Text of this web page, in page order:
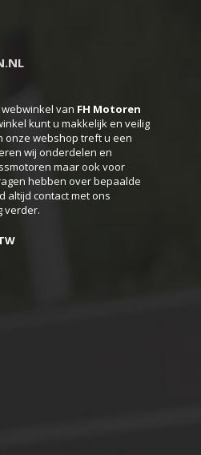
van FH Motoren
kunt u makkelijk en veilig
onze webshop treft u een
wij onderdelen en
maar ook voor
hebben over bepaalde
altijd contact met ons
verder.